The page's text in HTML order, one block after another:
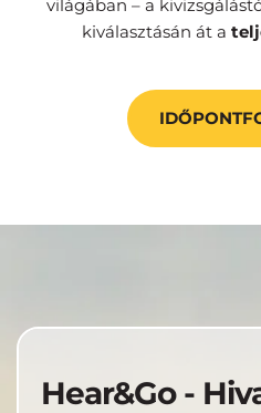
világában – a
kiválasztásán át a
Hear&Go -